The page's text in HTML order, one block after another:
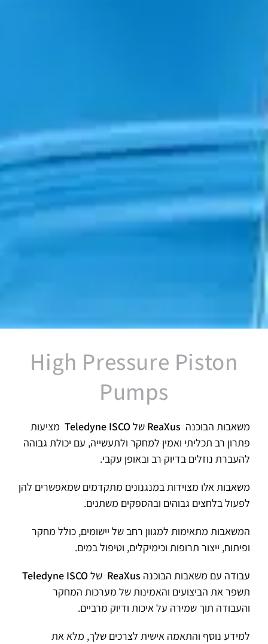
High Pressure Piston
Pumps
משאבות הבוכנה שלTeledyne ISCO מציעות
פתרון רב תכליתי ואמין למחקר ולתעשייה, עם יכולת גבוהה
להעברת נוזלים בדיוק רב ובאופן עקבי.
משאבות אלו מצוידות במנגנונים מתקדמים שמאפשרים להן
לפעול בלחצים גבוהים ובהספקים משתנים.
המשאבות מתאימות למגוון רחב של יישומים, כולל מחקר
ופיתוח, ייצור תרופות וכימיקלים, וטיפול במים.
עבודה עם משאבות הבוכנה ReaXus שלTeledyne ISCO
תשפר את הביצועים והאמינות של מערכות המחקר
והעבודה תוך שמירה על איכות ודיוק מרביים.
למידע נוסף והתאמה אישית לצרכים שלך, מלא את